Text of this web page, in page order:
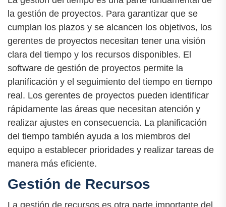
la gestión de proyectos. Para garantizar que se
cumplan los plazos y se alcancen los objetivos, los
gerentes de proyectos necesitan tener una visión
clara del tiempo y los recursos disponibles. El
software de gestión de proyectos permite la
planificación y el seguimiento del tiempo en tiempo
real. Los gerentes de proyectos pueden identificar
rápidamente las áreas que necesitan atención y
realizar ajustes en consecuencia. La planificación
del tiempo también ayuda a los miembros del
equipo a establecer prioridades y realizar tareas de
manera más eficiente.
Gestión de Recursos
La gestión de recursos es otra parte importante del